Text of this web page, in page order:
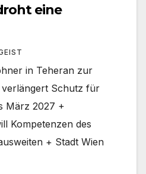
eine
in Teheran zur
Schutz für
März 2027 +
Kompetenzen des
+ Stadt Wien